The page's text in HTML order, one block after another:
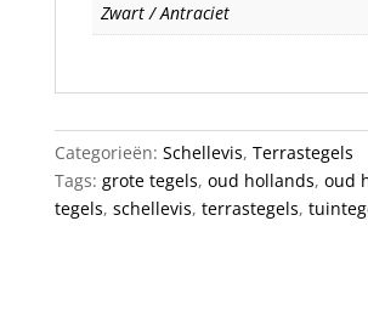
Zwart / Antraciet
Categorieën: Schellevis, Terrastegels
Tags: grote tegels, oud hollands, oud
tegels, schellevis, terrastegels,